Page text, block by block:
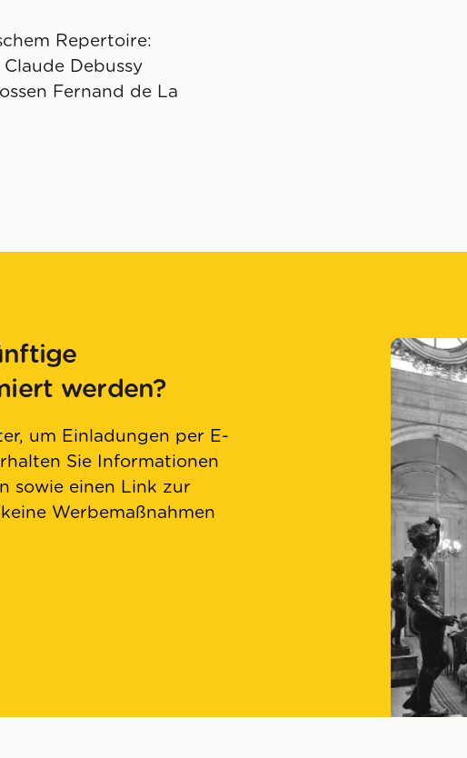
Repertoire:
Debussy
Fernand de La
werden?
um Einladungen per E-
Sie Informationen
sowie einen Link zur
Werbemaßnahmen